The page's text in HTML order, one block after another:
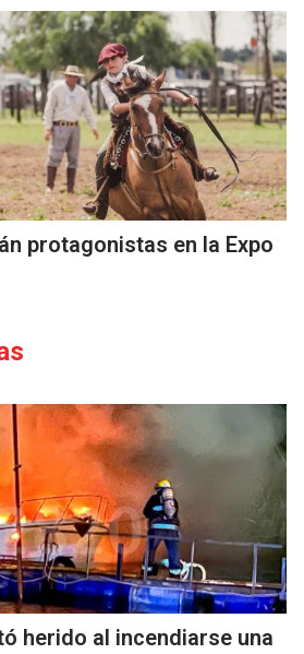
protagonistas en la Expo
herido al incendiarse una